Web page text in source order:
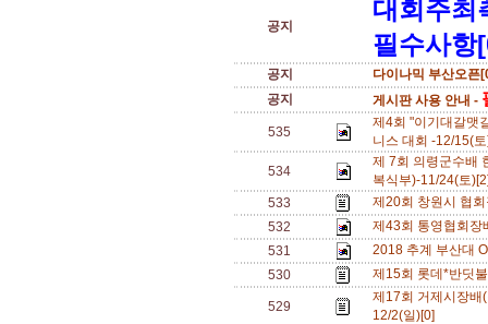
공지
대회주최
필수사항
공지
다이나믹 부산오픈
공지
게시판 사용 안내 -
535
제4회 "이기대갈맷
니스 대회 -12/15(
534
제 7회 의령군수배
복식부)-11/24(토
533
제20회 창원시 협
532
제43회 통영협회
531
2018 추계 부산대
530
제15회 롯데*반딧
529
제17회 거제시장배
12/2(일)[0]